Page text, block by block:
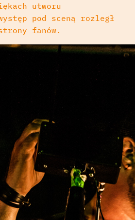
utworu
pod sceną rozległ
fanów.